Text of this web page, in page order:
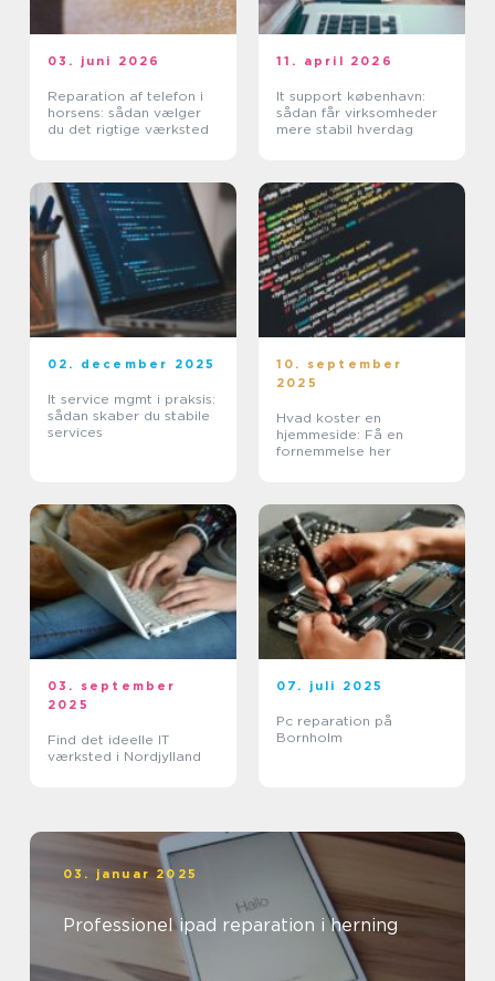
03. juni 2026
Reparation af telefon i
horsens: sådan vælger
du det rigtige værksted
11. april 2026
It support københavn:
sådan får virksomheder
mere stabil hverdag
02. december 2025
It service mgmt i praksis:
sådan skaber du stabile
services
10. september
2025
Hvad koster en
hjemmeside: Få en
fornemmelse her
03. september
2025
Find det ideelle IT
værksted i Nordjylland
07. juli 2025
Pc reparation på
Bornholm
03. januar 2025
Professionel ipad reparation i herning